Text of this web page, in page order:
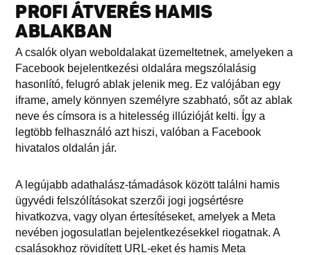
PROFI ÁTVERÉS HAMIS
ABLAKBAN
A csalók olyan weboldalakat üzemeltetnek, amelyeken a
Facebook bejelentkezési oldalára megszólalásig
hasonlító, felugró ablak jelenik meg. Ez valójában egy
iframe, amely könnyen személyre szabható, sőt az ablak
neve és címsora is a hitelesség illúzióját kelti. Így a
legtöbb felhasználó azt hiszi, valóban a Facebook
hivatalos oldalán jár.
A legújabb adathalász-támadások között találni hamis
ügyvédi felszólításokat szerzői jogi jogsértésre
hivatkozva, vagy olyan értesítéseket, amelyek a Meta
nevében jogosulatlan bejelentkezésekkel riogatnak. A
csalásokhoz rövidített URL-eket és hamis Meta